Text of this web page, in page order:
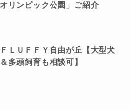
オリンピック公園」ご紹介
ＦＬＵＦＦＹ自由が丘【大型犬
＆多頭飼育も相談可】